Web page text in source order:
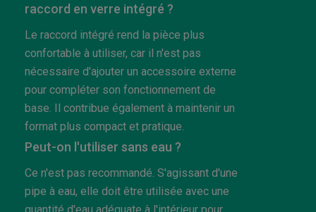
raccord en verre intégré ?
Le raccord intégré rend la pièce plus
confortable à utiliser, car il n'est pas
nécessaire d'ajouter un accessoire externe
pour compléter son fonctionnement de
base. Il contribue également à maintenir un
format plus compact et pratique.
Peut-on l'utiliser sans eau ?
Ce n'est pas recommandé. S'agissant d'une
pipe à eau, elle doit être utilisée avec une
quantité d'eau adéquate à l'intérieur pour